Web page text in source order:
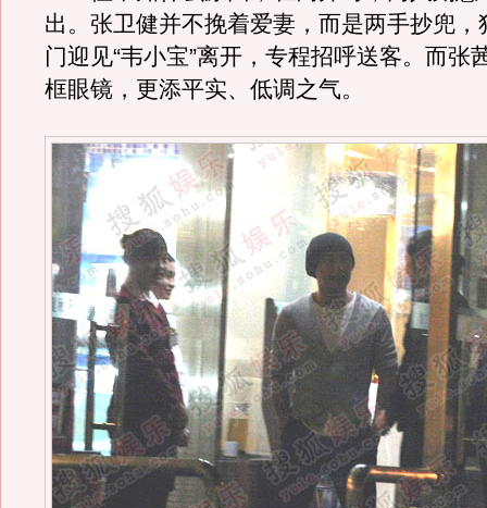
出。张卫健并不挽着爱妻，而是两手抄兜，
门迎见“韦小宝”离开，专程招呼送客。而张
框眼镜，更添平实、低调之气。